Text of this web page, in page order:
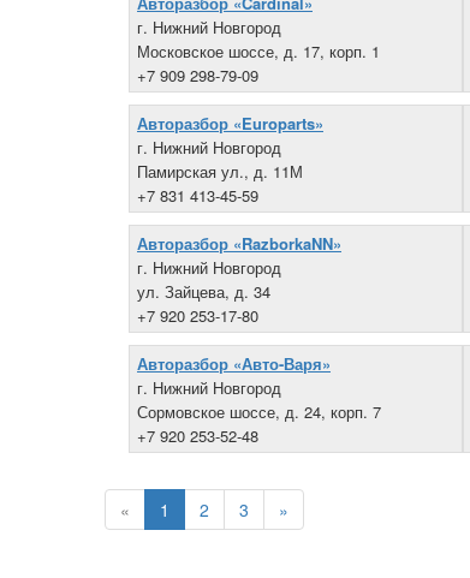
г. Нижний Новгород
Московское шоссе, д. 17, корп. 1
+7 909 298-79-09
Авторазбор «Europarts»
г. Нижний Новгород
Памирская ул., д. 11М
+7 831 413-45-59
Авторазбор «RazborkaNN»
г. Нижний Новгород
ул. Зайцева, д. 34
+7 920 253-17-80
Авторазбор «Авто-Варя»
г. Нижний Новгород
Сормовское шоссе, д. 24, корп. 7
+7 920 253-52-48
« 1 2 3 »